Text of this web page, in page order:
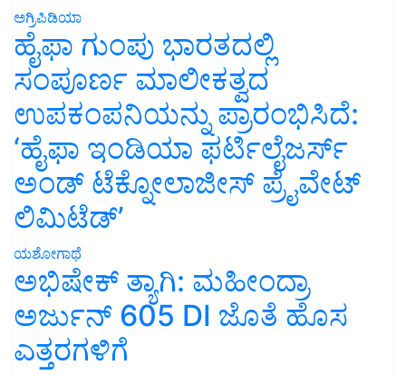
ಅಗ್ರಿಪಿಡಿಯಾ
ಹೈಫಾ ಗುಂಪು ಭಾರತದಲ್ಲಿ
ಸಂಪೂರ್ಣ ಮಾಲೀಕತ್ವದ
ಉಪಕಂಪನಿಯನ್ನು ಪ್ರಾರಂಭಿಸಿದೆ:
‘ಹೈಫಾ ಇಂಡಿಯಾ ಫರ್ಟಿಲೈಜರ್ಸ್
ಅಂಡ್ ಟೆಕ್ನೋಲಾಜೀಸ್ ಪ್ರೈವೇಟ್
ಲಿಮಿಟೆಡ್’
ಯಶೋಗಾಥೆ
ಅಭಿಷೇಕ್ ತ್ಯಾಗಿ: ಮಹೀಂದ್ರಾ
ಅರ್ಜುನ್ 605 DI ಜೊತೆ ಹೊಸ
ಎತ್ತರಗಳಿಗೆ